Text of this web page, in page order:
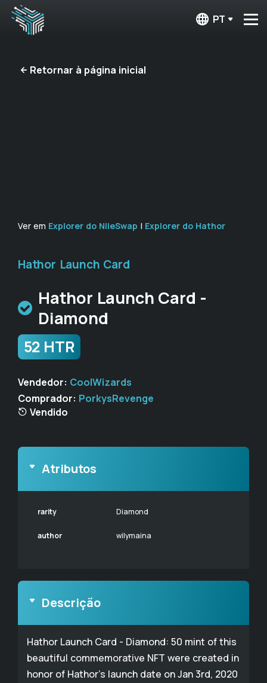
PT
Retornar à página inicial
Ver em Explorer do NileSwap | Explorer do Hathor
Hathor Launch Card
Hathor Launch Card -
Diamond
52 HTR
Vendedor: CoolWizards
Comprador: PorkysRevenge
Vendido
Atributos
rarity Diamond
author wilymaina
Descrição
Hathor Launch Card - Diamond: 50 mint of this
beautiful commemorative NFT were created in
honor of Hathor’s launch date on Jan 3rd, 2020